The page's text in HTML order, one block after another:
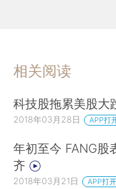
相关阅读
科技股拖累美股大
2018年03月28日 APP打
年初至今 FANG股
齐
2018年03月21日 APP打开